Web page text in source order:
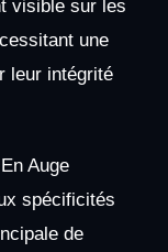
visible sur les
une
leur intégrité
Auge
spécificités
de